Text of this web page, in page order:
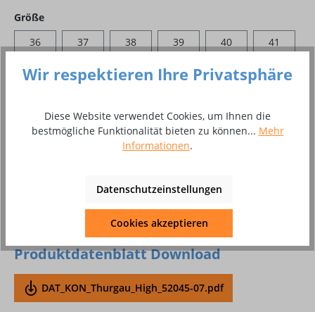
Größeauswählen
36
37 38 39 40 41
42 43 44 45 46 47
Produkt Anzahl: Gib den gewünschten
In den Warenkorb
Zum Merkzettel hinzufügen
10048645
Produktdatenblatt Download
DAT_KON_Thurgau_High_52045-07.pdf
Wir respektieren Ihre Privatsphäre
Diese Website verwendet Cookies, um Ihnen die
bestmögliche Funktionalität bieten zu können... Mehr
Informationen.
Datenschutzeinstellungen
Cookies akzeptieren